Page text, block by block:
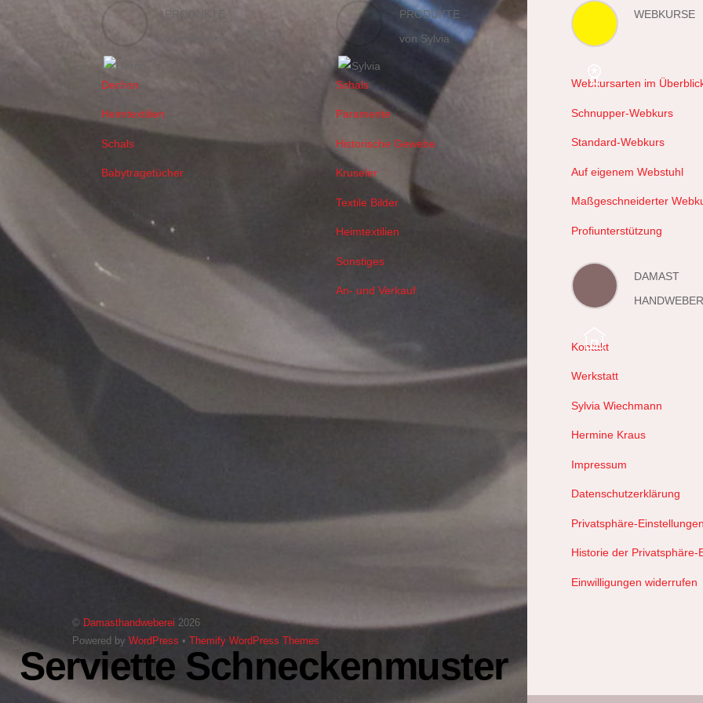
Serviette Schneckenmuster
PRODUKTE
Decken
Heimtextilien
Schals
Babytragetücher
PRODUKTE
von Sylvia
Schals
Paramente
Historische Gewebe
Kruseler
Textile Bilder
Heimtextilien
Sonstiges
An- und Verkauf
WEBKURSE
Webkursarten im
Schnupper-Webkurs
Standard-Webkurs
Auf eigenem Webstuhl
Maßgeschneiderter
Profiunterstützung
DAMAST
Kontakt
Werkstatt
Sylvia Wiechmann
Hermine Kraus
Impressum
Datenschutzerklärung
Privatsphäre-
Historie der Privatsphäre-
Einwilligungen widerrufen
© Damasthandweberei 2026
Powered by WordPress • Themify WordPress Themes